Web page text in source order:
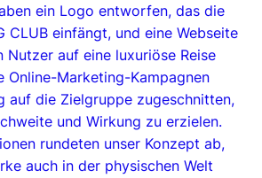
ein Logo entworfen, das die
CLUB einfängt, und eine Webseite
auf eine luxuriöse Reise
Online-Marketing-Kampagnen
auf die Zielgruppe zugeschnitten,
und Wirkung zu erzielen.
rundeten unser Konzept ab,
auch in der physischen Welt